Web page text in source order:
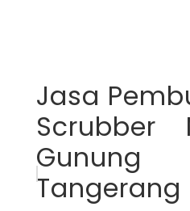
Jasa
Scrubber
Tangerang